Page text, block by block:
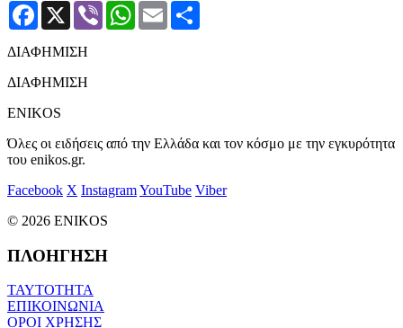
Facebook
X Viber WhatsApp
Email
ΔΙΑΦΗΜΙΣΗ
ΔΙΑΦΗΜΙΣΗ
ENIKOS
Όλες οι ειδήσεις από την Ελλάδα και τον κόσμο με την εγκυρότητα
του enikos.gr.
Facebook X InstagramYouTube Viber
© 2026 ENIKOS
ΠΛΟΗΓΗΣΗ
ΤΑΥΤΟΤΗΤΑ
ΕΠΙΚΟΙΝΩΝΙΑ
ΟΡΟΙ ΧΡΗΣΗΣ